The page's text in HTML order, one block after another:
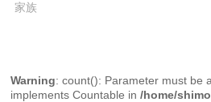
家族
Warning: count(): Parameter must be
implements Countable in/home/